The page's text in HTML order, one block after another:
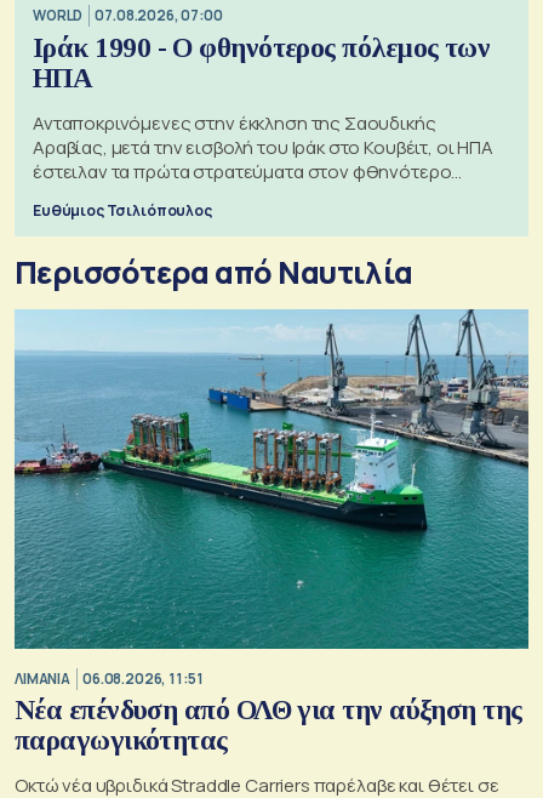
WORLD 07.08.2026, 07:00
Ιράκ 1990 - Ο φθηνότερος πόλεμος των
ΗΠΑ
Ανταποκρινόμενες στην έκκληση της Σαουδικής
Αραβίας, μετά την εισβολή του Ιράκ στο Κουβέιτ, οι ΗΠΑ
έστειλαν τα πρώτα στρατεύματα στον φθηνότερο
Ευθύμιος Τσιλιόπουλος
Περισσότερα από Ναυτιλία
ΛΙΜΑΝΙΑ 06.08.2026, 11:51
Νέα επένδυση από ΟΛΘ για την αύξηση της
παραγωγικότητας
Οκτώ νέα υβριδικά Straddle Carriers παρέλαβε και θέτει σε